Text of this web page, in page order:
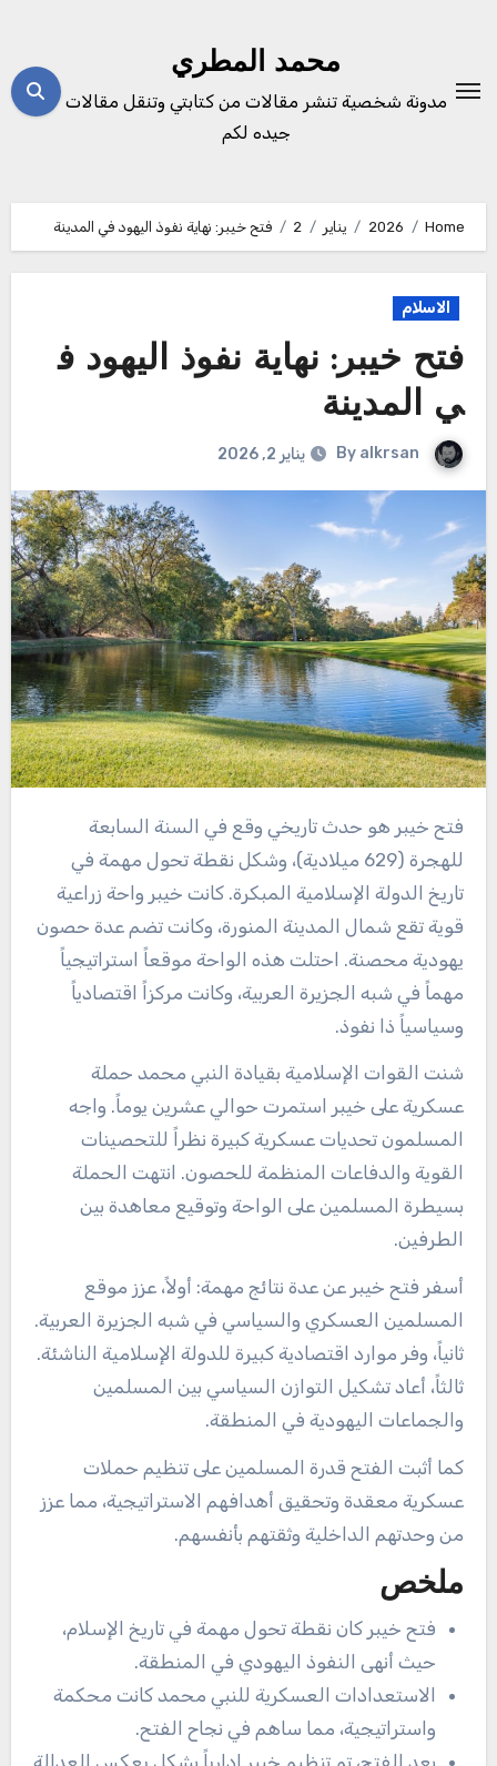
محمد المطري
مدونة شخصية تنشر مقالات من كتابتي وتنقل مقالات
جيده لكم
Home
2026 يناير 2 فتح خيبر: نهاية نفوذ اليهود في المدينة
الاسلام
فتح خيبر: نهاية نفوذ اليهود ف
ي المدينة
By alkrsan يناير 2, 2026
فتح خيبر هو حدث تاريخي وقع في السنة السابعة
للهجرة (629 ميلادية)، وشكل نقطة تحول مهمة في
تاريخ الدولة الإسلامية المبكرة. كانت خيبر واحة زراعية
قوية تقع شمال المدينة المنورة، وكانت تضم عدة حصون
يهودية محصنة. احتلت هذه الواحة موقعاً استراتيجياً
مهماً في شبه الجزيرة العربية، وكانت مركزاً اقتصادياً
وسياسياً ذا نفوذ.
شنت القوات الإسلامية بقيادة النبي محمد حملة
عسكرية على خيبر استمرت حوالي عشرين يوماً. واجه
المسلمون تحديات عسكرية كبيرة نظراً للتحصينات
القوية والدفاعات المنظمة للحصون. انتهت الحملة
بسيطرة المسلمين على الواحة وتوقيع معاهدة بين
الطرفين.
أسفر فتح خيبر عن عدة نتائج مهمة: أولاً، عزز موقع
المسلمين العسكري والسياسي في شبه الجزيرة العربية.
ثانياً، وفر موارد اقتصادية كبيرة للدولة الإسلامية الناشئة.
ثالثاً، أعاد تشكيل التوازن السياسي بين المسلمين
والجماعات اليهودية في المنطقة.
كما أثبت الفتح قدرة المسلمين على تنظيم حملات
عسكرية معقدة وتحقيق أهدافهم الاستراتيجية، مما عزز
من وحدتهم الداخلية وثقتهم بأنفسهم.
ملخص
فتح خيبر كان نقطة تحول مهمة في تاريخ الإسلام،
حيث أنهى النفوذ اليهودي في المنطقة.
الاستعدادات العسكرية للنبي محمد كانت محكمة
واستراتيجية، مما ساهم في نجاح الفتح.